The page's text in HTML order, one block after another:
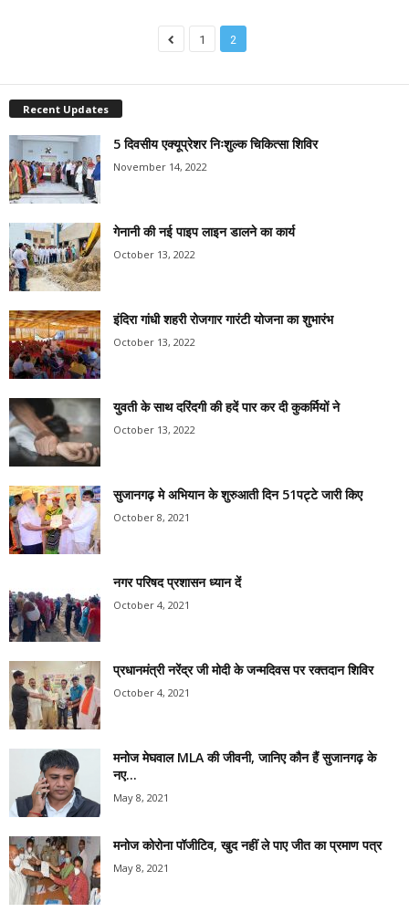
1 2
Recent Updates
5 दिवसीय एक्यूप्रेशर निःशुल्क चिकित्सा शिविर
November 14, 2022
गेनानी की नई पाइप लाइन डालने का कार्य
October 13, 2022
इंदिरा गांधी शहरी रोजगार गारंटी योजना का शुभारंभ
October 13, 2022
युवती के साथ दरिंदगी की हदें पार कर दी कुकर्मियों ने
October 13, 2022
सुजानगढ़ मे अभियान के शुरुआती दिन 51पट्टे जारी किए
October 8, 2021
नगर परिषद प्रशासन ध्यान दें
October 4, 2021
प्रधानमंत्री नरेंद्र जी मोदी के जन्मदिवस पर रक्तदान शिविर
October 4, 2021
मनोज मेघवाल MLA की जीवनी, जानिए कौन हैं सुजानगढ़ के
नए...
May 8, 2021
मनोज कोरोना पॉजीटिव, खुद नहीं ले पाए जीत का प्रमाण पत्र
May 8, 2021